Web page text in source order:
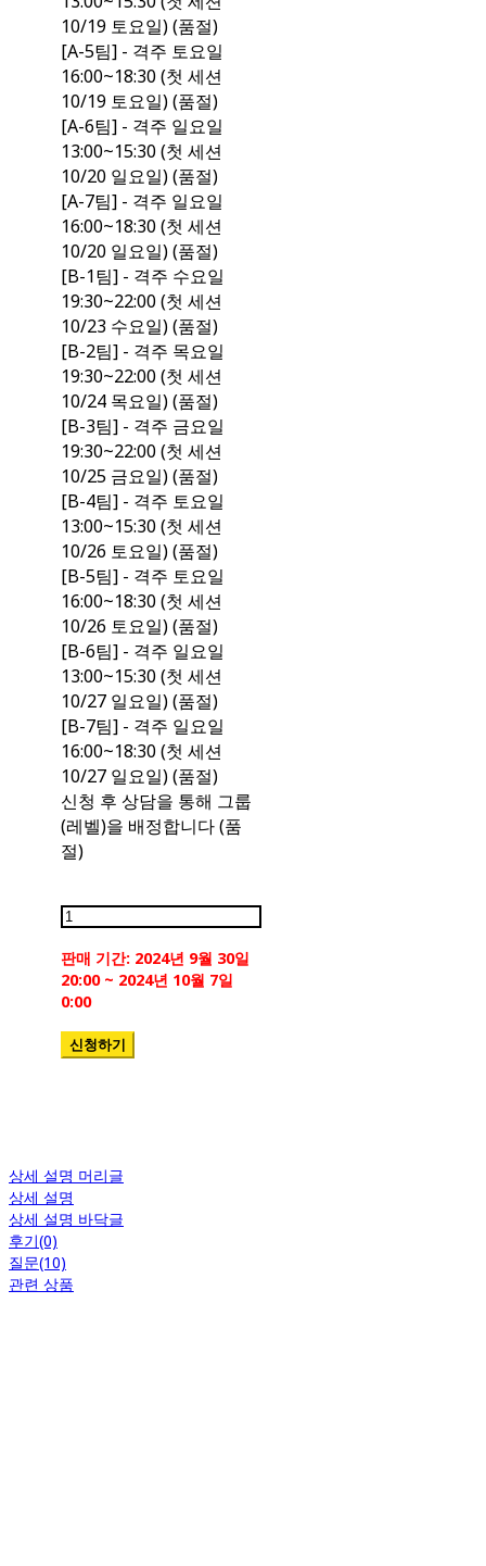
10/19 토요일) (품절)
[A-5팀] - 격주 토요일
16:00~18:30 (첫 세션
10/19 토요일) (품절)
[A-6팀] - 격주 일요일
13:00~15:30 (첫 세션
10/20 일요일) (품절)
[A-7팀] - 격주 일요일
16:00~18:30 (첫 세션
10/20 일요일) (품절)
[B-1팀] - 격주 수요일
19:30~22:00 (첫 세션
10/23 수요일) (품절)
[B-2팀] - 격주 목요일
19:30~22:00 (첫 세션
10/24 목요일) (품절)
[B-3팀] - 격주 금요일
19:30~22:00 (첫 세션
10/25 금요일) (품절)
[B-4팀] - 격주 토요일
13:00~15:30 (첫 세션
10/26 토요일) (품절)
[B-5팀] - 격주 토요일
16:00~18:30 (첫 세션
10/26 토요일) (품절)
[B-6팀] - 격주 일요일
13:00~15:30 (첫 세션
10/27 일요일) (품절)
[B-7팀] - 격주 일요일
16:00~18:30 (첫 세션
10/27 일요일) (품절)
신청 후 상담을 통해 그룹
(레벨)을 배정합니다 (품
절)
판매 기간: 2024년 9월 30일
20:00 ~ 2024년 10월 7일
0:00
상세 설명 머리글
상세 설명
상세 설명 바닥글
후기(0)
질문(10)
관련 상품